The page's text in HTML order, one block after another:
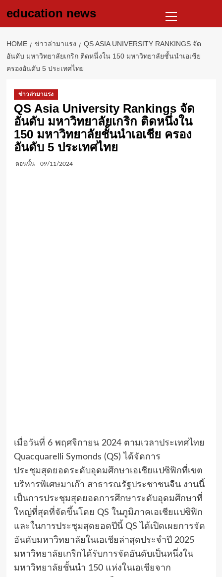
education news
Menu
HOME ข่าวล่ามาแรง
QS ASIA UNIVERSITY RANKINGS จัด
อันดับ มหาวิทยาลัยเกริก ติดหนึ่งใน 150 มหาวิทยาลัยชั้นนำเอเชีย
ครองอันดับ 5 ประเทศไทย
ข่าวล่ามาแรง
QS Asia University Rankings จัด
อันดับ มหาวิทยาลัยเกริก ติดหนึ่งใน
150 มหาวิทยาลัยชั้นนำเอเชีย ครอง
อันดับ 5 ประเทศไทย
ตอนนั้น 09/11/2024
เมื่อวันที่ 6 พฤศจิกายน 2024 ตามเวลาประเทศไทย
Quacquarelli Symonds (QS) ได้จัดการ
ประชุมสุดยอดระดับอุดมศึกษาเอเชียแปซิฟิกที่เขต
บริหารพิเศษมาเก๊า สาธารณรัฐประชาชนจีน งานนี้
เป็นการประชุมสุดยอดการศึกษาระดับอุดมศึกษาที่
ใหญ่ที่สุดที่จัดขึ้นโดย QS ในภูมิภาคเอเชียแปซิฟิก
และในการประชุมสุดยอดปีนี้ QS ได้เปิดเผยการจัด
อันดับมหาวิทยาลัยในเอเชียล่าสุดประจำปี 2025
มหาวิทยาลัยเกริกได้รับการจัดอันดับเป็นหนึ่งใน
มหาวิทยาลัยชั้นนำ 150 แห่งในเอเชียจาก